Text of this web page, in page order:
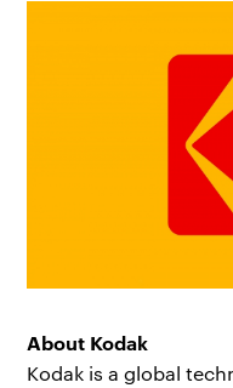
About Kodak
Kodak is a global